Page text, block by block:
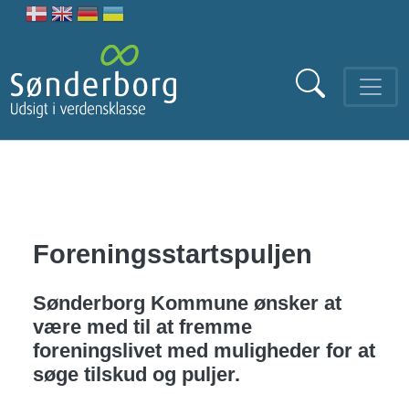
Foreningsstartspuljen
Sønderborg Kommune ønsker at
være med til at fremme
foreningslivet med muligheder for at
søge tilskud og puljer.